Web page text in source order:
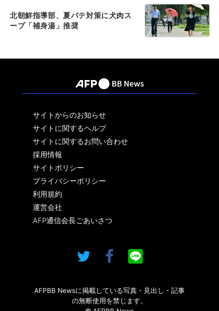
北朝鮮指導部、夏バテ対策に犬肉ス
ープ「補身湯」推奨
サイトからのお知らせ
サイトに関するヘルプ
サイトに関するお問い合わせ
採用情報
サイトポリシー
プライバシーポリシー
利用規約
運営会社
AFP通信会長ごあいさつ
AFPBB Newsに掲載している写真・見出し・記事
の無断使用を禁じます。